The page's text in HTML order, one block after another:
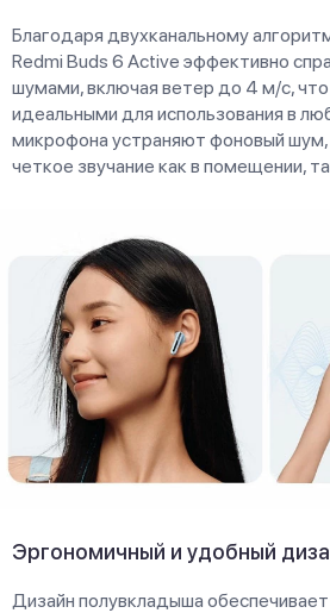
Благодаря двухканальному
Redmi Buds 6 Active эффективно
шумами, включая ветер до 4 м/с,
идеальными для использования в
микрофона устраняют фоновый шум,
четкое звучание как в помещении,
Эргономичный и удобный
Дизайн полувкладыша